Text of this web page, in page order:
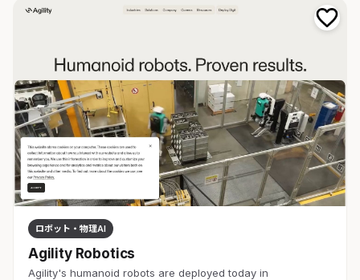
ロボット・物理AI
Agility Robotics
Agility's humanoid robots are deployed today in